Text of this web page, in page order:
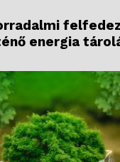
energia